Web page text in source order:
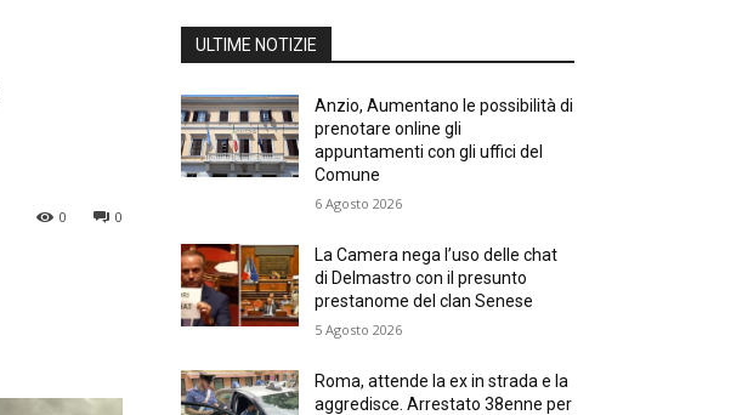
0
0
ULTIME NOTIZIE
Anzio, Aumentano le possibilità di
prenotare online gli
appuntamenti con gli uffici del
Comune
6 Agosto 2026
La Camera nega l’uso delle chat
di Delmastro con il presunto
prestanome del clan Senese
5 Agosto 2026
Roma, attende la ex in strada e la
aggredisce. Arrestato 38enne per